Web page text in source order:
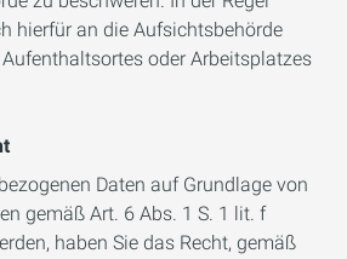
hierfür an die Aufsichtsbehörde
oder Arbeitsplatzes
Daten auf Grundlage von
gemäß Art. 6 Abs. 1 S. 1 lit. f
haben Sie das Recht, gemäß